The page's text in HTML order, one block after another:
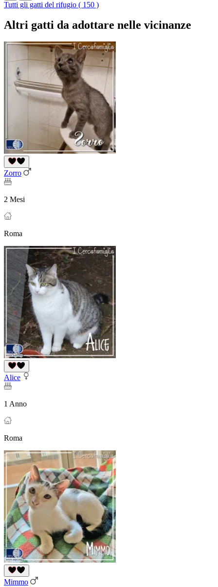
Tutti gli gatti del rifugio ( 150 )
Altri gatti da adottare nelle vicinanze
Zorro
2 Mesi
Roma
Alice
1 Anno
Roma
Mimmo